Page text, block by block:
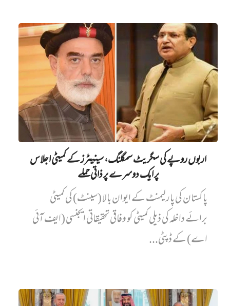
اربوں روپے کی سگریٹ سمگلنگ، سینیٹرز کے کمیٹی اجلاس
پر ایک دوسرے پر ذاتی حملے
پاکستان کی پارلیمنٹ کے ایوان بالا (سینٹ) کی کمیٹی
برائے داخلہ کی ذیلی کمیٹی کو وفاقی تحقیقاتی ایجنسی (ایف آئی
اے) کے ڈپٹی...